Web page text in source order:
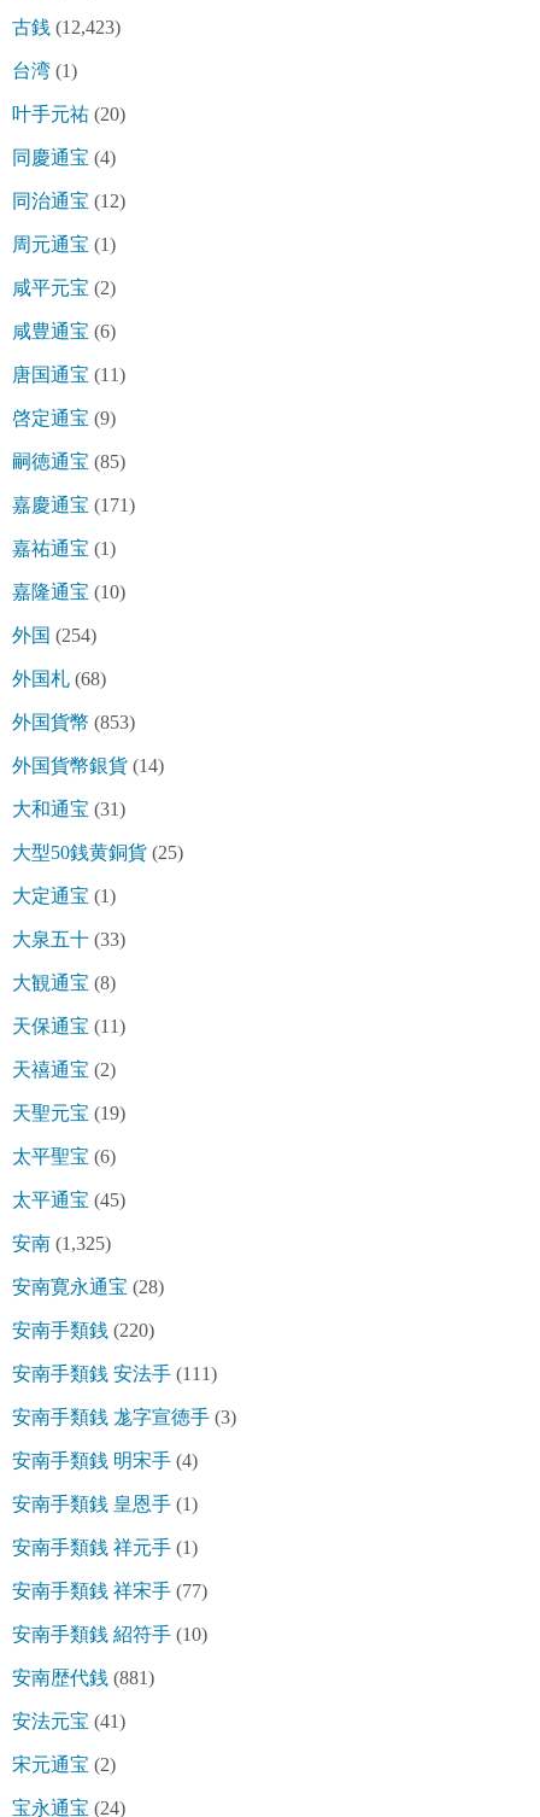
古銭 (12,423)
台湾 (1)
叶手元祐 (20)
同慶通宝 (4)
同治通宝 (12)
周元通宝 (1)
咸平元宝 (2)
咸豊通宝 (6)
唐国通宝 (11)
啓定通宝 (9)
嗣徳通宝 (85)
嘉慶通宝 (171)
嘉祐通宝 (1)
嘉隆通宝 (10)
外国 (254)
外国札 (68)
外国貨幣 (853)
外国貨幣銀貨 (14)
大和通宝 (31)
大型50銭黄銅貨 (25)
大定通宝 (1)
大泉五十 (33)
大観通宝 (8)
天保通宝 (11)
天禧通宝 (2)
天聖元宝 (19)
太平聖宝 (6)
太平通宝 (45)
安南 (1,325)
安南寛永通宝 (28)
安南手類銭 (220)
安南手類銭 安法手 (111)
安南手類銭 尨字宣徳手 (3)
安南手類銭 明宋手 (4)
安南手類銭 皇恩手 (1)
安南手類銭 祥元手 (1)
安南手類銭 祥宋手 (77)
安南手類銭 紹符手 (10)
安南歴代銭 (881)
安法元宝 (41)
宋元通宝 (2)
宝永通宝 (24)